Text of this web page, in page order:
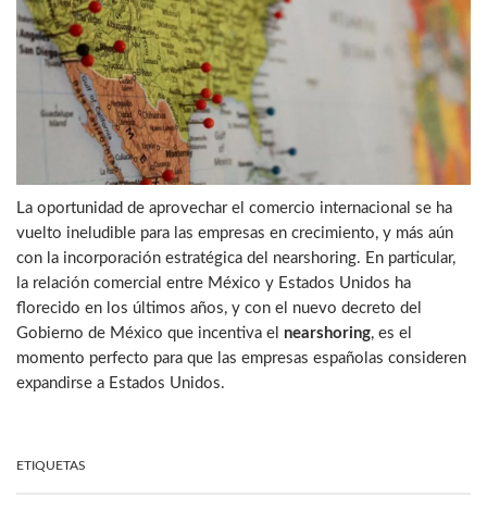
La oportunidad de aprovechar el comercio internacional se ha
vuelto ineludible para las empresas en crecimiento, y más aún
con la incorporación estratégica del nearshoring. En particular,
la relación comercial entre México y Estados Unidos ha
florecido en los últimos años, y con el nuevo decreto del
Gobierno de México que incentiva el nearshoring, es el
momento perfecto para que las empresas españolas consideren
expandirse a Estados Unidos.
ETIQUETAS